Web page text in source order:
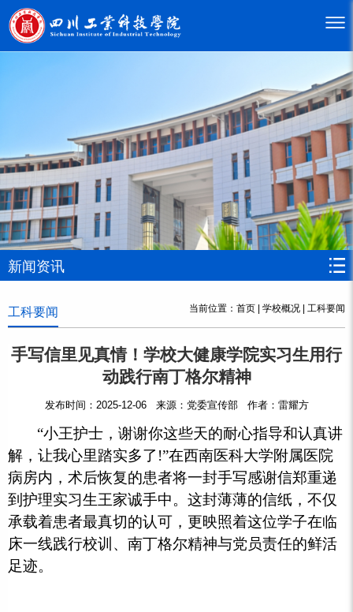
新闻资讯
工科要闻 当前位置： 首页 | 学校概况 | 工科要闻
手写信里见真情！学校大健康学院实习生用行
动践行南丁格尔精神
发布时间：2025-12-06 来源：党委宣传部 作者：雷耀方
“小王护士，谢谢你这些天的耐心指导和认真讲
解，让我心里踏实多了!”在西南医科大学附属医院
病房内，术后恢复的患者将一封手写感谢信郑重递
到护理实习生王家诚手中。这封薄薄的信纸，不仅
承载着患者最真切的认可，更映照着这位学子在临
床一线践行校训、南丁格尔精神与党员责任的鲜活
足迹。